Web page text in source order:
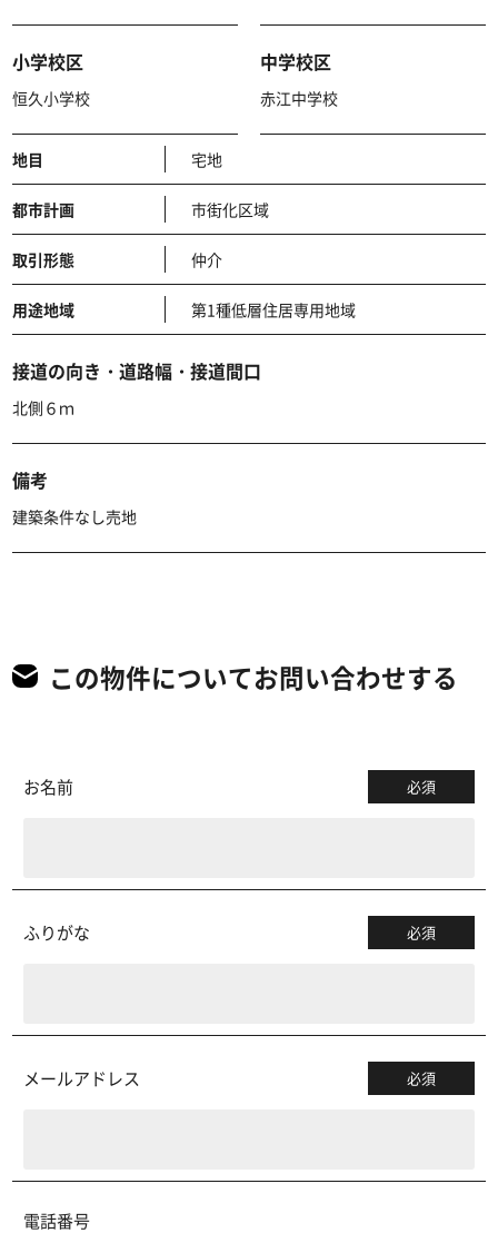
小学校区
恒久小学校
中学校区
赤江中学校
地目 宅地
都市計画 市街化区域
取引形態 仲介
用途地域 第1種低層住居専用地域
接道の向き・道路幅・接道間口
北側６ｍ
備考
建築条件なし売地
この物件についてお問い合わせする
お名前 必須
ふりがな 必須
メールアドレス 必須
電話番号